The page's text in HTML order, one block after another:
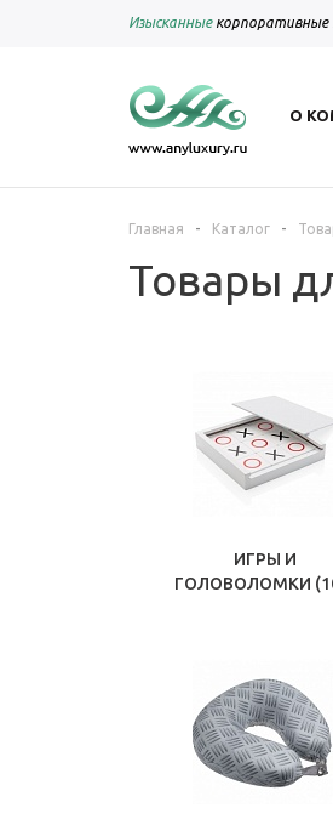
Изысканныекорпоративные
О
Главная - Каталог -
Товары
ИГРЫ И
ГОЛОВОЛОМКИ